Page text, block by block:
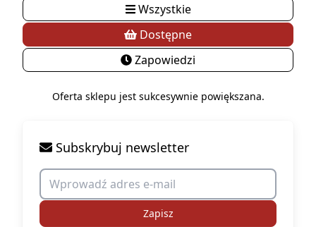
Wszystkie
Dostępne
Zapowiedzi
Oferta sklepu jest sukcesywnie powiększana.
Subskrybuj newsletter
Zapisz